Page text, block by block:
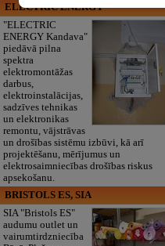
ELECTRIC ENERGY
"ELECTRIC
ENERGY Kandava"
piedāvā pilna
spektra
elektromontāžas
darbus,
elektroinstalācijas,
sadzīves tehnikas
un elektronikas
remontu, vājstrāvas
un drošības sistēmu izbūvi, kā arī
projektēšanu, mērījumus un
elektrosaimniecības drošības riskus
apsekošanu.
BRISTOLS ES, SIA
SIA "Bristols ES"
audumu outlet un
vairumtirdzniecība